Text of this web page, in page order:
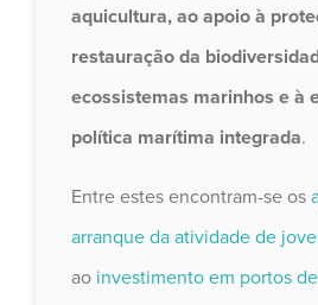
aquicultura, ao apoio à
restauração da
ecossistemas marinhos e à
política marítima integrada.
Entre estes encontram-se os
arranque da atividade de
ao investimento em portos